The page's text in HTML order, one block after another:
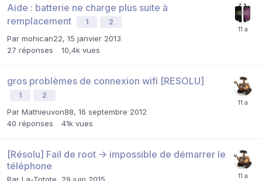
Aide : batterie ne charge plus suite à
remplacement
1 2
Par mohican22, 15 janvier 2013
27 réponses 10,4k vues
gros problèmes de connexion wifi [RESOLU]
1 2
Par Mathieuvon88, 16 septembre 2012
40 réponses 41k vues
[Résolu] Fail de root -> impossible de démarrer le
téléphone